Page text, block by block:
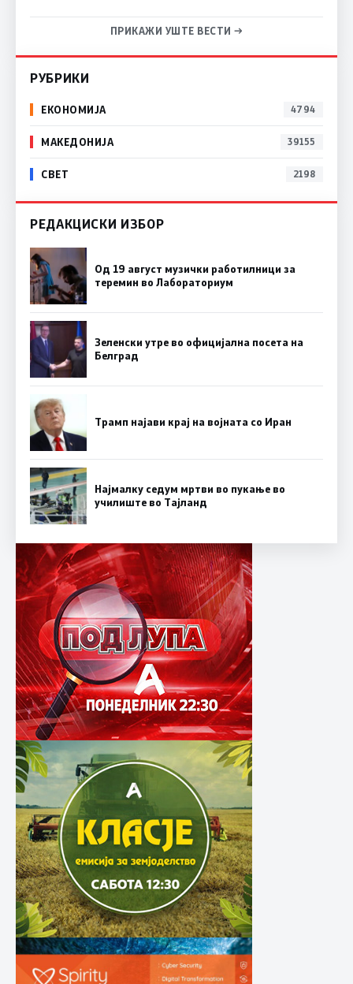
ПРИКАЖИ УШТЕ ВЕСТИ →
РУБРИКИ
ЕКОНОМИЈА 4794
МАКЕДОНИЈА 39155
СВЕТ 2198
РЕДАКЦИСКИ ИЗБОР
Од 19 август музички работилници за
теремин во Лабораториум
Зеленски утре во официјална посета на
Белград
Трамп најави крај на војната со Иран
Најмалку седум мртви во пукање во
училиште во Тајланд